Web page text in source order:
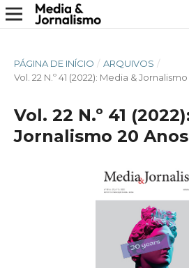
PÁGINA DE INÍCIO / ARQUIVOS /
Vol. 22 N.º 41 (2022): Media &
Vol. 22 N.º 41
Jornalismo 20 Anos